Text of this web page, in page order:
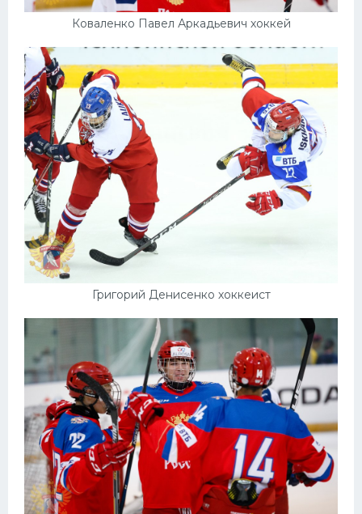
Коваленко Павел Аркадьевич хоккей
Григорий Денисенко хоккеист